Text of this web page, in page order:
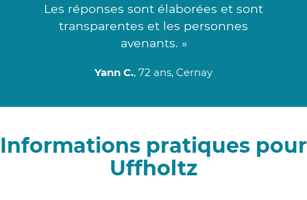
Les réponses sont élaborées et sont
transparentes et les personnes
avenants. »
Yann C., 72 ans, Cernay
Informations pratiques pour
Uffholtz